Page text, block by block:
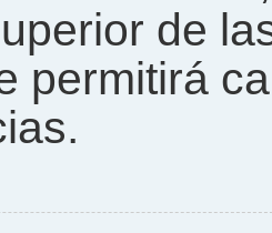
de
permitirá